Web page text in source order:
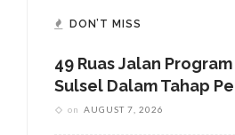
DON’T MISS
49 Ruas Jalan
Sulsel Dalam Tahap
on AUGUST 7, 2026